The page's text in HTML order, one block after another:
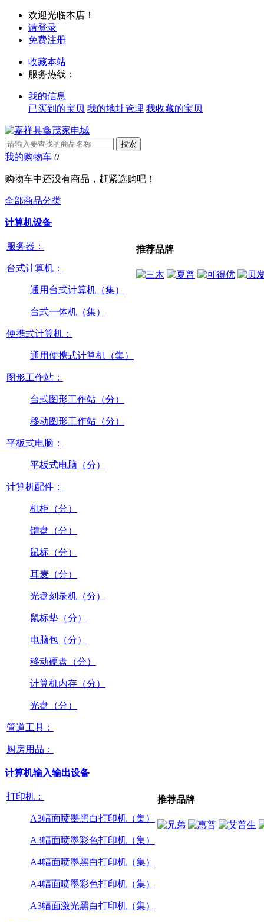
欢迎光临本店！
请登录
免费注册
收藏本站
服务热线：
我的信息
已买到的宝贝 我的地址管理 我收藏的宝贝
我的购物车 0
购物车中还没有商品，赶紧选购吧！
全部商品分类
计算机设备
服务器：
台式计算机：
通用台式计算机（集）
台式一体机（集）
便携式计算机：
通用便携式计算机（集）
图形工作站：
台式图形工作站（分）
移动图形工作站（分）
平板式电脑：
平板式电脑（分）
计算机配件：
机柜（分）
键盘（分）
鼠标（分）
耳麦（分）
光盘刻录机（分）
鼠标垫（分）
电脑包（分）
移动硬盘（分）
计算机内存（分）
光盘（分）
管道工具：
厨房用品：
推荐品牌
计算机输入输出设备
打印机：
A3幅面喷墨黑白打印机（集）
A3幅面喷墨彩色打印机（集）
A4幅面喷墨黑白打印机（集）
A4幅面喷墨彩色打印机（集）
A3幅面激光黑白打印机（集）
推荐品牌